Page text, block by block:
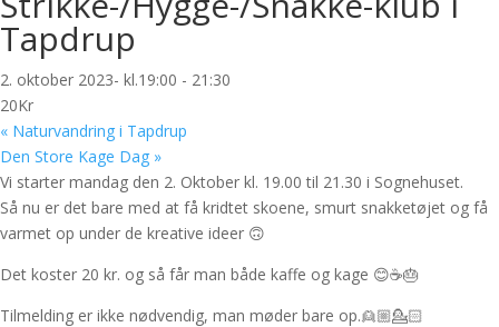
Tapdrup
2. oktober 2023- kl.19:00 - 21:30
20Kr
« Naturvandring i Tapdrup
Den Store Kage Dag »
Vi starter mandag den 2. Oktober kl. 19.00 til 21.30 i Sognehuset.
Så nu er det bare med at få kridtet skoene, smurt snakketøjet og få
varmet op under de kreative ideer 🙃
Det koster 20 kr. og så får man både kaffe og kage 😊☕️🎂
Tilmelding er ikke nødvendig, man møder bare op.👱🏼💁🏻